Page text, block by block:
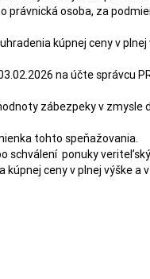
tohto speňažovania.
ceny v plnej výške